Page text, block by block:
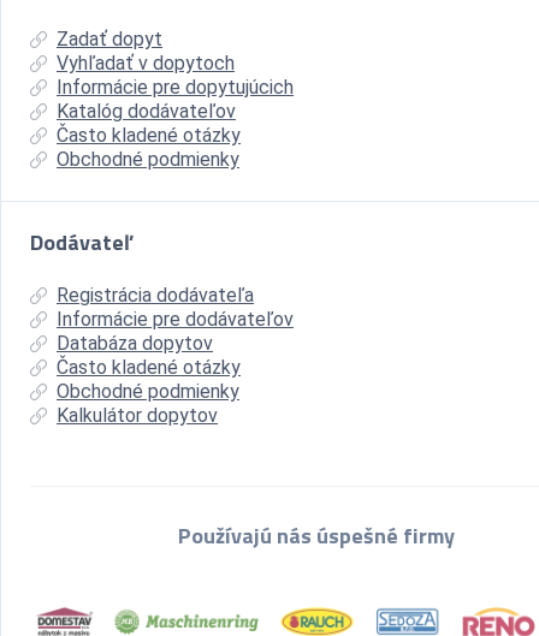
Zadať dopyt
Vyhľadať v dopytoch
Informácie pre dopytujúcich
Katalóg dodávateľov
Často kladené otázky
Obchodné podmienky
Dodávateľ
Registrácia dodávateľa
Informácie pre dodávateľov
Databáza dopytov
Často kladené otázky
Obchodné podmienky
Kalkulátor dopytov
Používajú nás úspešné firmy